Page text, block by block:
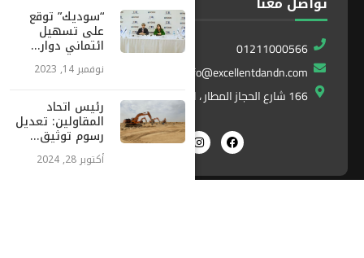
01211000566
info@excellentdandn.com
166 شارع الحجاز المطار ، النزهة ، القاهرة ، مصر
“سوديك” توقع
على تسهيل
ائتماني دوار...
نوفمبر 14, 2023
رئيس اتحاد
المقاولين: تعديل
رسوم توثيق...
أكتوبر 28, 2024